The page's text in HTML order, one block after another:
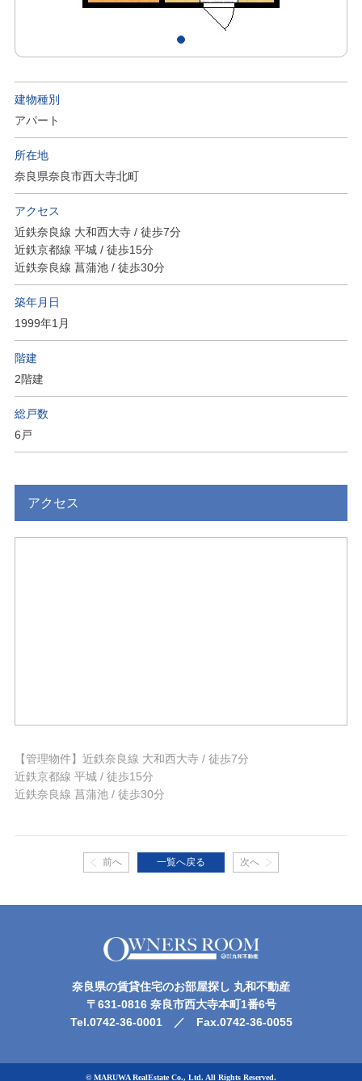
建物種別
アパート
所在地
奈良県奈良市西大寺北町
アクセス
近鉄奈良線 大和西大寺 / 徒歩7分
近鉄京都線 平城 / 徒歩15分
近鉄奈良線 菖蒲池 / 徒歩30分
築年月日
1999年1月
階建
2階建
総戸数
6戸
アクセス
【管理物件】近鉄奈良線 大和西大寺 / 徒歩7分
近鉄京都線 平城 / 徒歩15分
近鉄奈良線 菖蒲池 / 徒歩30分
前へ 一覧へ戻る 次へ
奈良県の賃貸住宅のお部屋探し 丸和不動産
〒631-0816 奈良市西大寺本町1番6号
Tel.0742-36-0001 ／ Fax.0742-36-0055
© MARUWA RealEstate Co., Ltd. All Rights Reserved.